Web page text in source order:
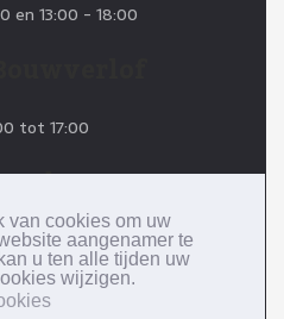
van cookies om uw
aangenamer te
u ten alle tijden uw
wijzigen.
en 13:00 - 18:00
tot 17:00
augustus 2023
augustus 2023